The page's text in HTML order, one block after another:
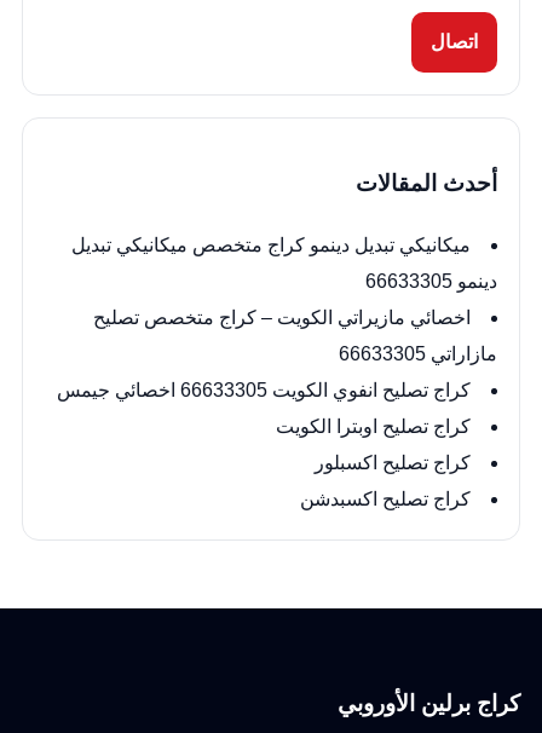
اتصال
أحدث المقالات
ميكانيكي تبديل دينمو كراج متخصص ميكانيكي تبديل
دينمو 66633305
اخصائي مازيراتي الكويت – كراج متخصص تصليح
مازاراتي 66633305
كراج تصليح انفوي الكويت 66633305 اخصائي جيمس
كراج تصليح اوبترا الكويت
كراج تصليح اكسبلور
كراج تصليح اكسبدشن
كراج برلين الأوروبي